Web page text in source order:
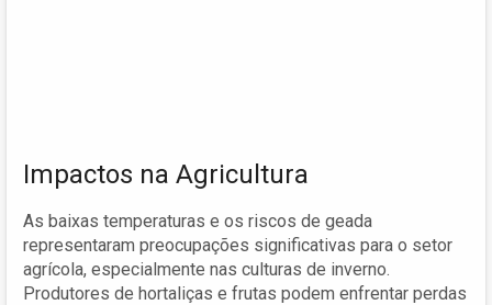
Impactos na Agricultura
As baixas temperaturas e os riscos de geada
representaram preocupações significativas para o setor
agrícola, especialmente nas culturas de inverno.
Produtores de hortaliças e frutas podem enfrentar perdas